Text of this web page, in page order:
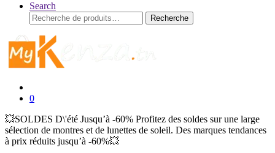
Search
Recherche
pour :
Recherche
0
💥SOLDES D\'été Jusqu’à -60% Profitez des soldes sur une large
sélection de montres et de lunettes de soleil. Des marques tendances
à prix réduits jusqu’à -60%💥